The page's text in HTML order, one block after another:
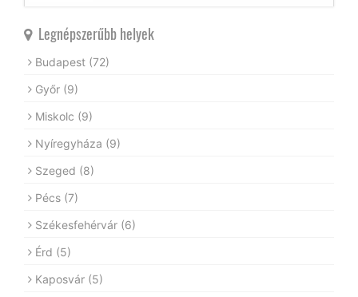
Legnépszerűbb helyek
Budapest (72)
Győr (9)
Miskolc (9)
Nyíregyháza (9)
Szeged (8)
Pécs (7)
Székesfehérvár (6)
Érd (5)
Kaposvár (5)